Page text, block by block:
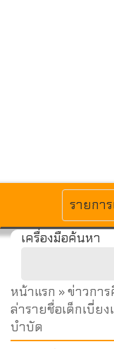
MENU
รายกา
เครื่องมือค้นหา
หน้าแรก »ข่าวกา
ล่ารายชื่อเด็กเบี่ย
บำบัด